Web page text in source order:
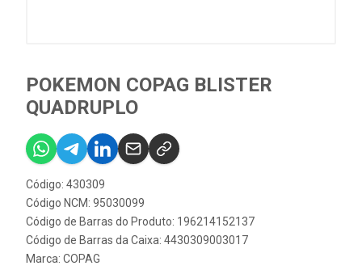
POKEMON COPAG BLISTER
QUADRUPLO
Código: 430309
Código NCM: 95030099
Código de Barras do Produto: 196214152137
Código de Barras da Caixa: 4430309003017
Marca: COPAG